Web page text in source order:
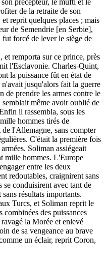
de la retraite de son
reprit quelques places ; mais
de Semendrie [en Serbie],
forcé de lever le siège de
remporta sur ce prince, près
l'Esclavonie. Charles-Quint,
la puissance fût en état de
jusqu'alors fait la guerre
de prendre les armes contre le
même avoir oublié de
il rassembla, sous les
hommes tirés de
l'Allemagne, sans compter
C'était la première fois
Soliman assiégeait
mille hommes. L'Europe
entre les deux
redoutables, craignirent sans
conduisirent avec tant de
résultats importants.
Turcs, et Soliman reprit le
des puissances
la Morée et enlevé
de sa vengeance au brave
un éclair, reprit Coron,